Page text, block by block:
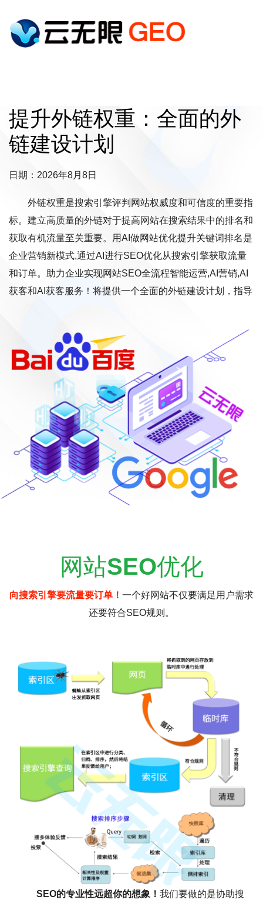
提升外链权重：全面的外
链建设计划
日期：2026年8月8日
外链权重是搜索引擎评判网站权威度和可信度的重要指
标。建立高质量的外链对于提高网站在搜索结果中的排名和
获取有机流量至关重要。用AI做网站优化提升关键词排名是
企业营销新模式,通过AI进行SEO优化从搜索引擎获取流量
和订单。助力企业实现网站SEO全流程智能运营,AI营销,AI
获客和AI获客服务！将提供一个全面的外链建设计划，指导
网站SEO优化
向搜索引擎要流量要订单！ 一个好网站不仅要满足用户需求
还要符合SEO规则。
SEO的专业性远超你的想象！ 我们要做的是协助搜